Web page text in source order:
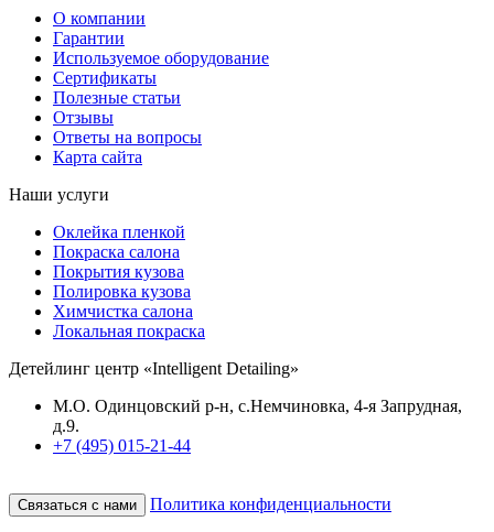
О компании
Гарантии
Используемое оборудование
Сертификаты
Полезные статьи
Отзывы
Ответы на вопросы
Карта сайта
Наши услуги
Оклейка пленкой
Покраска салона
Покрытия кузова
Полировка кузова
Химчистка салона
Локальная покраска
Детейлинг центр «Intelligent Detailing»
М.О. Одинцовский р-н, с.Немчиновка, 4-я Запрудная,
д.9.
+7 (495) 015-21-44
Связаться с нами Политика конфиденциальности